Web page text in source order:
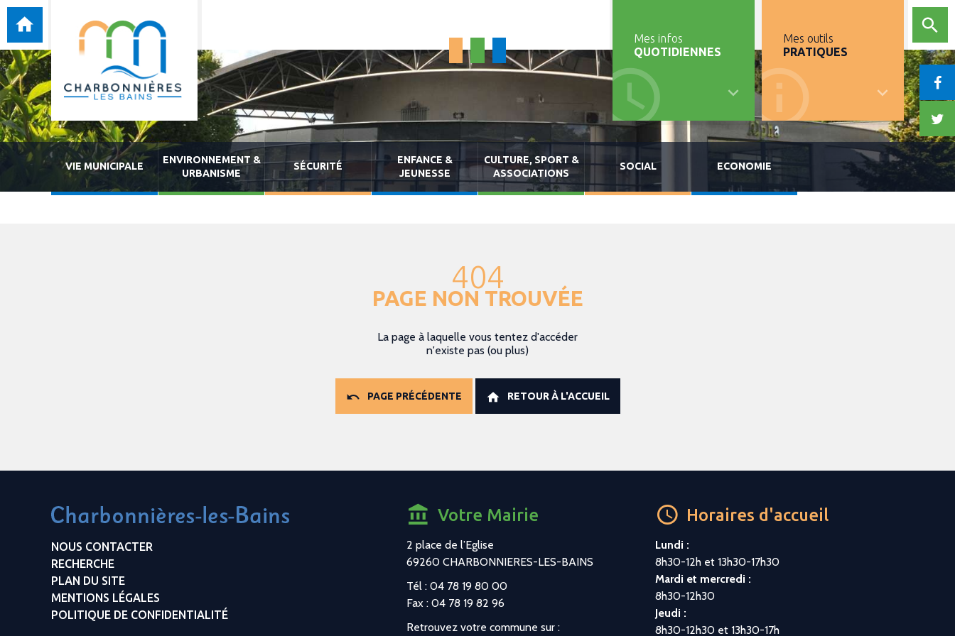
Mes infos
QUOTIDIENNES
Mes outils
PRATIQUES
VIE MUNICIPALE
ENVIRONNEMENT &
URBANISME
SÉCURITÉ
ENFANCE &
JEUNESSE
CULTURE, SPORT &
ASSOCIATIONS
SOCIAL ECONOMIE
404
PAGE NON TROUVÉE
La page à laquelle vous tentez d'accéder
n'existe pas (ou plus)
PAGE PRÉCÉDENTE RETOUR À L'ACCUEIL
NOUS CONTACTER
RECHERCHE
PLAN DU SITE
MENTIONS LÉGALES
POLITIQUE DE CONFIDENTIALITÉ
Votre Mairie
2 place de l’Eglise
69260 CHARBONNIERES-LES-BAINS
Tél : 04 78 19 80 00
Fax : 04 78 19 82 96
Retrouvez votre commune sur :
Horaires d'accueil
Lundi :
8h30-12h et 13h30-17h30
Mardi et mercredi :
8h30-12h30
Jeudi :
8h30-12h30 et 13h30-17h